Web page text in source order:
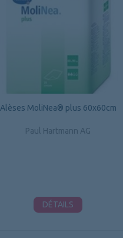
Alèses MoliNea® plus 60x60cm
Paul Hartmann AG
DÉTAILS